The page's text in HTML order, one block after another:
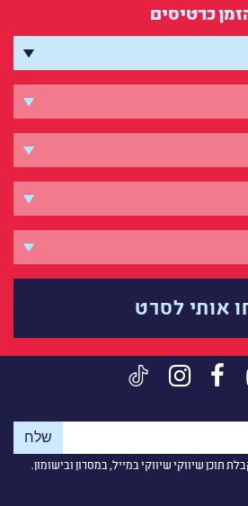
כרטיסים
אותי לסרט
שיווקי שיווקי במייל, במסרון ובישומון.